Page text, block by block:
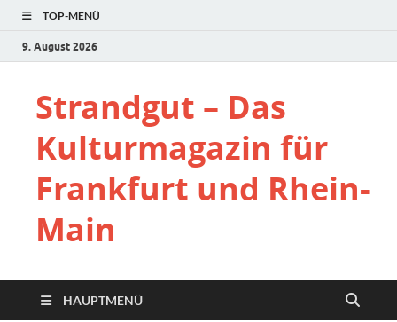
TOP-MENÜ
9. August 2026
Strandgut – Das
Kulturmagazin für
Frankfurt und Rhein-
Main
HAUPTMENÜ